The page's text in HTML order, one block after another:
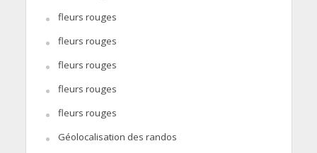
fleurs rouges
fleurs rouges
fleurs rouges
fleurs rouges
fleurs rouges
Géolocalisation des randos